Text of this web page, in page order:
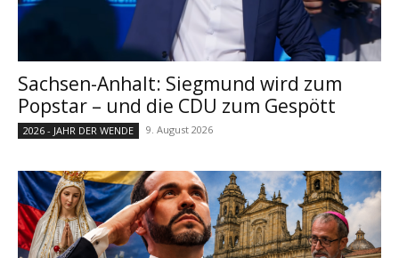
Sachsen-Anhalt: Siegmund wird zum
Popstar – und die CDU zum Gespött
2026 - JAHR DER WENDE 9. August 2026